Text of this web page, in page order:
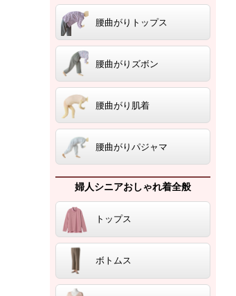
腰曲がりトップス
腰曲がりズボン
腰曲がり肌着
腰曲がりパジャマ
婦人シニアおしゃれ着全般
トップス
ボトムス